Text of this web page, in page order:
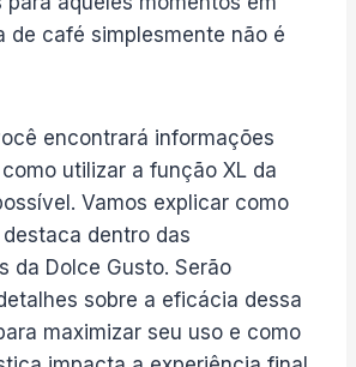
de café simplesmente não é
encontrará informações
utilizar a função XL da
Vamos explicar como
dentro das
da Dolce Gusto. Serão
sobre a eficácia dessa
maximizar seu uso e como